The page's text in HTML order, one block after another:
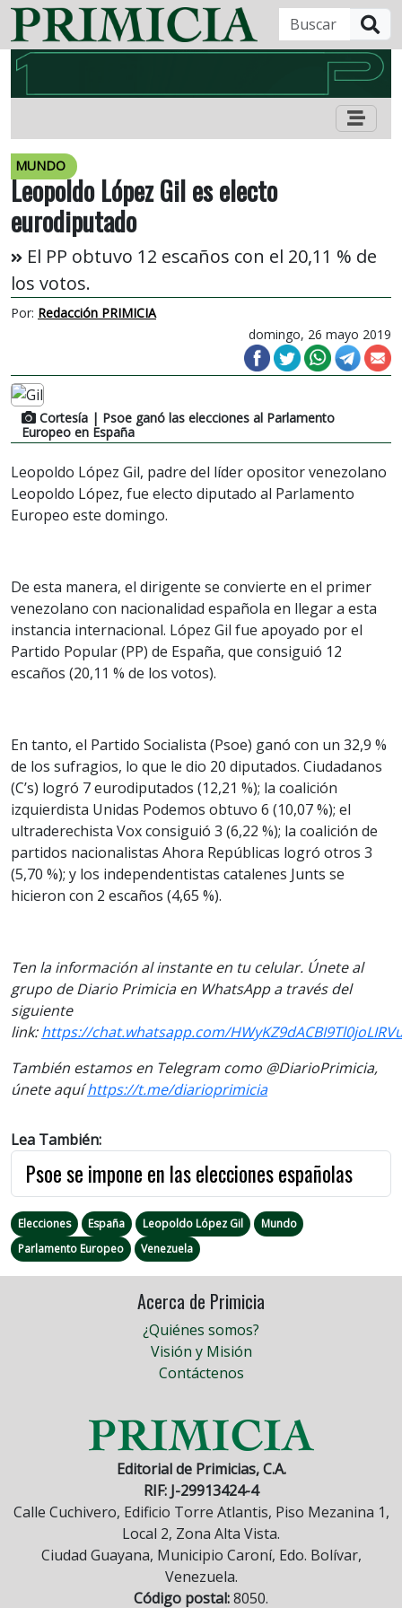
MUNDO
Leopoldo López Gil es electo
eurodiputado
El PP obtuvo 12 escaños con el 20,11 % de
los votos.
Por: Redacción PRIMICIA
domingo, 26 mayo 2019
Cortesía | Psoe ganó las elecciones al Parlamento
Europeo en España
Leopoldo López Gil, padre del líder opositor venezolano
Leopoldo López, fue electo diputado al Parlamento
Europeo este domingo.
De esta manera, el dirigente se convierte en el primer
venezolano con nacionalidad española en llegar a esta
instancia internacional. López Gil fue apoyado por el
Partido Popular (PP) de España, que consiguió 12
escaños (20,11 % de los votos).
En tanto, el Partido Socialista (Psoe) ganó con un 32,9 %
de los sufragios, lo que le dio 20 diputados. Ciudadanos
(C’s) logró 7 eurodiputados (12,21 %); la coalición
izquierdista Unidas Podemos obtuvo 6 (10,07 %); el
ultraderechista Vox consiguió 3 (6,22 %); la coalición de
partidos nacionalistas Ahora Repúblicas logró otros 3
(5,70 %); y los independentistas catalenes Junts se
hicieron con 2 escaños (4,65 %).
Ten la información al instante en tu celular. Únete al
grupo de Diario Primicia en WhatsApp a través del
siguiente
link:https://chat.whatsapp.com/
También estamos en Telegram como @DiarioPrimicia,
únete aquíhttps://t.me/diarioprimicia
Lea También:
Psoe se impone en las elecciones españolas
Elecciones España Leopoldo López Gil
Mundo
Parlamento Europeo
Venezuela
Acerca de Primicia
¿Quiénes somos?
Visión y Misión
Contáctenos
Editorial de Primicias, C.A.
RIF: J-29913424-4
Calle Cuchivero, Edificio Torre Atlantis, Piso Mezanina 1,
Local 2, Zona Alta Vista.
Ciudad Guayana, Municipio Caroní, Edo. Bolívar,
Venezuela.
Código postal:8050.